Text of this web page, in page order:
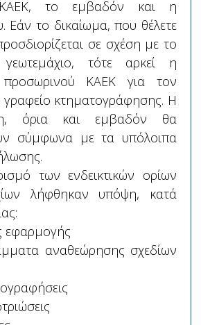
ΚΑΕΚ, το εμβαδόν και η
Εάν το δικαίωμα, που θέλετε
σε σχέση με το
γεωτεμάχιο, τότε αρκεί η
ΚΑΕΚ για τον
γραφείο κτηματογράφησης. Η
όρια και εμβαδόν θα
σύμφωνα με τα υπόλοιπα
των ενδεικτικών ορίων
λήφθηκαν υπόψη, κατά
εφαρμογής
αναθεώρησης σχεδίων